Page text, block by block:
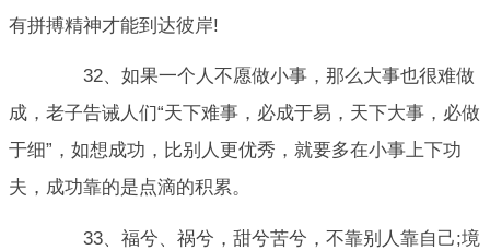
有拼搏精神才能到达彼岸!
32、如果一个人不愿做小事，那么大事也很难做
成，老子告诫人们“天下难事，必成于易，天下大事，必做
于细”，如想成功，比别人更优秀，就要多在小事上下功
夫，成功靠的是点滴的积累。
33、福兮、祸兮，甜兮苦兮，不靠别人靠自己;境